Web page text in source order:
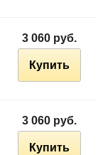
3 060 руб.
Купить
3 060 руб.
Купить